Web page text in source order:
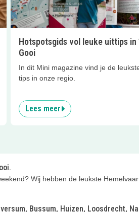
Hotspotsgids vol leuke uittips in
Gooi
In dit Mini magazine vind je de
tips in onze regio.
Lees meer
Wij hebben de leukste
Bussum, Huizen, Loosdrecht,